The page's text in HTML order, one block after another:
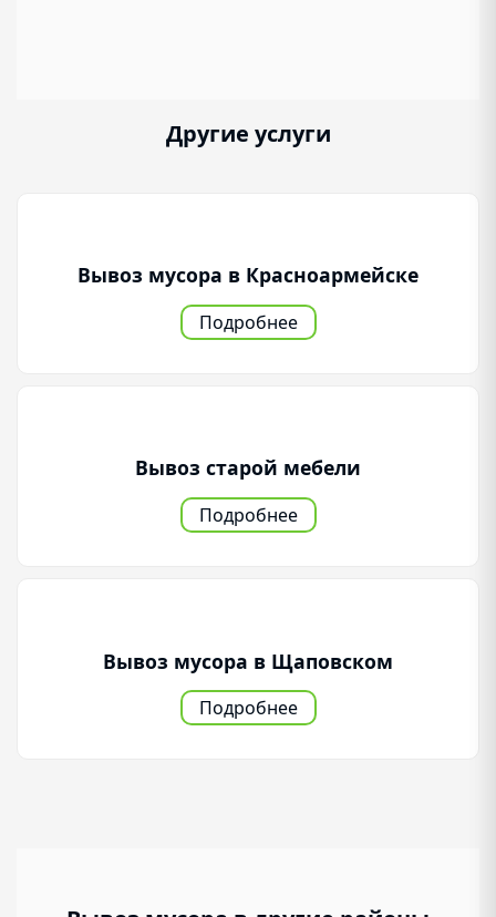
Другие услуги
Вывоз мусора в Красноармейске
Подробнее
Вывоз старой мебели
Подробнее
Вывоз мусора в Щаповском
Подробнее